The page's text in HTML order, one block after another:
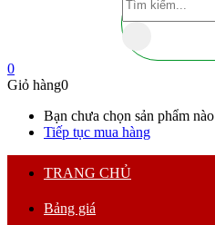
0
Giỏ hàng0
Bạn chưa chọn sản phẩm nào
Tiếp tục mua hàng
TRANG CHỦ
Bảng giá